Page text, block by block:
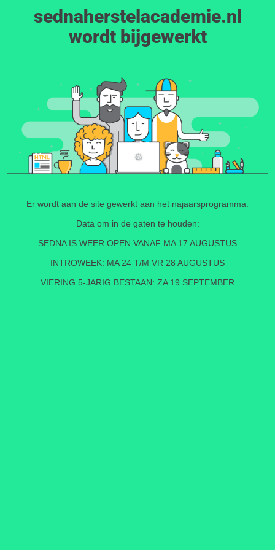
sednaherstelacademie.nl
wordt bijgewerkt
Er wordt aan de site gewerkt aan het najaarsprogramma.
Data om in de gaten te houden:
SEDNA IS WEER OPEN VANAF MA 17 AUGUSTUS
INTROWEEK: MA 24 T/M VR 28 AUGUSTUS
VIERING 5-JARIG BESTAAN: ZA 19 SEPTEMBER